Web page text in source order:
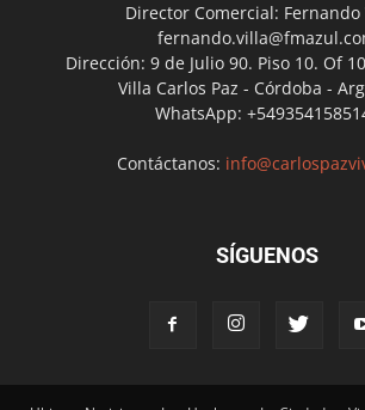
Director Comercial: Fernando
Dirección: 9 de Julio 90. Piso 10. Of
Villa Carlos Paz - Córdoba -
WhatsApp:
Contáctanos:
SÍGUENOS